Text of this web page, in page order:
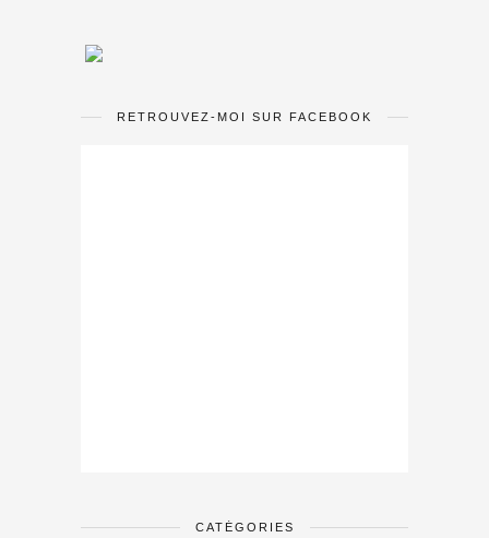
RETROUVEZ-MOI SUR FACEBOOK
CATÉGORIES